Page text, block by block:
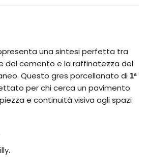
una sintesi perfetta tra
del cemento e la raffinatezza del
Questo gres porcellanato di 1ª
per chi cerca un pavimento
e continuità visiva agli spazi